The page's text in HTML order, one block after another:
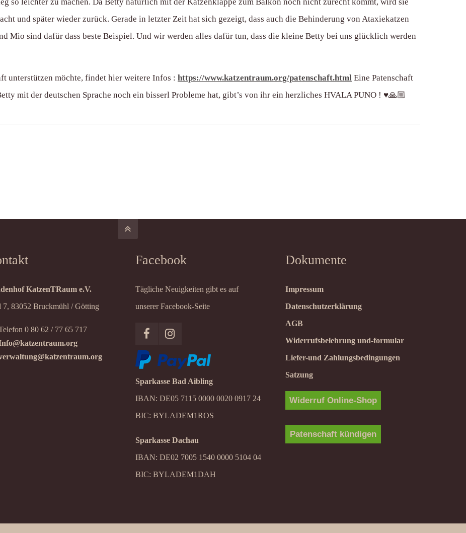
und später wieder zurück. Gerade in letzter Zeit hat sich gezeigt, dass auch die Behinderung von Ataxiekatzen
Mio sind dafür dass beste Beispiel. Und wir werden alles dafür tun, dass die kleine Betty bei uns glücklich werden
unterstützen möchte, findet hier weitere Infos : https://www.katzentraum.org/patenschaft.html Eine Patenschaft
mit der deutschen Sprache noch ein bisserl Probleme hat, gibt’s von ihr ein herzliches HVALA PUNO ! ♥️🙏🏼
KatzenTRaum e.V.
7, 83052 Bruckmühl / Götting
0 80 62 / 77 65 717
Facebook
Tägliche Neuigkeiten gibt es auf
unserer Facebook-Seite
Sparkasse Bad Aibling
IBAN: DE05 7115 0000 0020 0917 24
BIC: BYLADEM1ROS
Sparkasse Dachau
IBAN: DE02 7005 1540 0000 5104 04
BIC: BYLADEM1DAH
Dokumente
Impressum
Datenschutzerklärung
AGB
Widerrufsbelehrung und-formular
Liefer-und Zahlungsbedingungen
Satzung
Widerruf Online-Shop
Patenschaft kündigen